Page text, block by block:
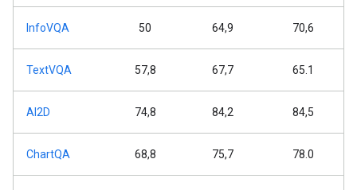
InfoVQA 50 64,9 70,6
TextVQA 57,8 67,7 65.1
AI2D 74,8 84,2 84,5
ChartQA 68,8 75,7 78.0